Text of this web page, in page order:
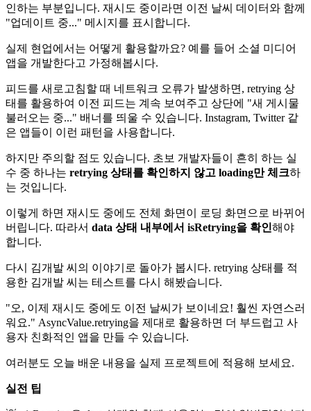
인하는 부분입니다. 재시도 중이라면 이전 날씨 데이터와 함께
"업데이트 중..." 메시지를 표시합니다.
실제 현업에서는 어떻게 활용할까요? 예를 들어 소셜 미디어
앱을 개발한다고 가정해봅시다.
피드를 새로고침할 때 네트워크 오류가 발생하면, retrying 상
태를 활용하여 이전 피드는 계속 보여주고 상단에 "새 게시물
불러오는 중..." 배너를 띄울 수 있습니다. Instagram, Twitter 같
은 앱들이 이런 패턴을 사용합니다.
하지만 주의할 점도 있습니다. 초보 개발자들이 흔히 하는 실
수 중 하나는 retrying 상태를 확인하지 않고 loading만 체크하
는 것입니다.
이렇게 하면 재시도 중에도 전체 화면이 로딩 화면으로 바뀌어
버립니다. 따라서 data 상태 내부에서 isRetrying을 확인해야
합니다.
다시 김개발 씨의 이야기로 돌아가 봅시다. retrying 상태를 적
용한 김개발 씨는 테스트를 다시 해봤습니다.
"오, 이제 재시도 중에도 이전 날씨가 보이네요! 훨씬 자연스러
워요." AsyncValue.retrying을 제대로 활용하면 더 부드럽고 사
용자 친화적인 앱을 만들 수 있습니다.
여러분도 오늘 배운 내용을 실제 프로젝트에 적용해 보세요.
실전 팁